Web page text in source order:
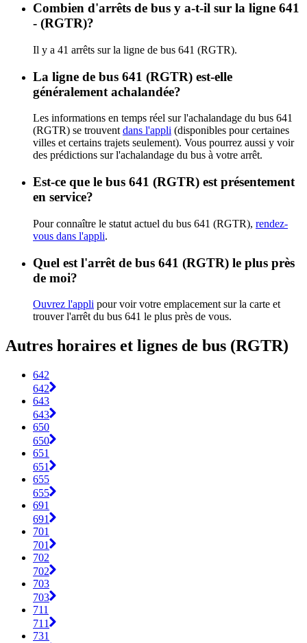
Combien d'arrêts de bus y a-t-il sur la ligne 641
- (RGTR)?
Il y a 41 arrêts sur la ligne de bus 641 (RGTR).
La ligne de bus 641 (RGTR) est-elle
généralement achalandée?
Les informations en temps réel sur l'achalandage du bus 641
(RGTR) se trouvent dans l'appli (disponibles pour certaines
villes et certains trajets seulement). Vous pourrez aussi y voir
des prédictions sur l'achalandage du bus à votre arrêt.
Est-ce que le bus 641 (RGTR) est présentement
en service?
Pour connaître le statut actuel du bus 641 (RGTR), rendez-
vous dans l'appli.
Quel est l'arrêt de bus 641 (RGTR) le plus près
de moi?
Ouvrez l'appli pour voir votre emplacement sur la carte et
trouver l'arrêt du bus 641 le plus près de vous.
Autres horaires et lignes de bus (RGTR)
642
642
643
643
650
650
651
651
655
655
691
691
701
701
702
702
703
703
711
711
731